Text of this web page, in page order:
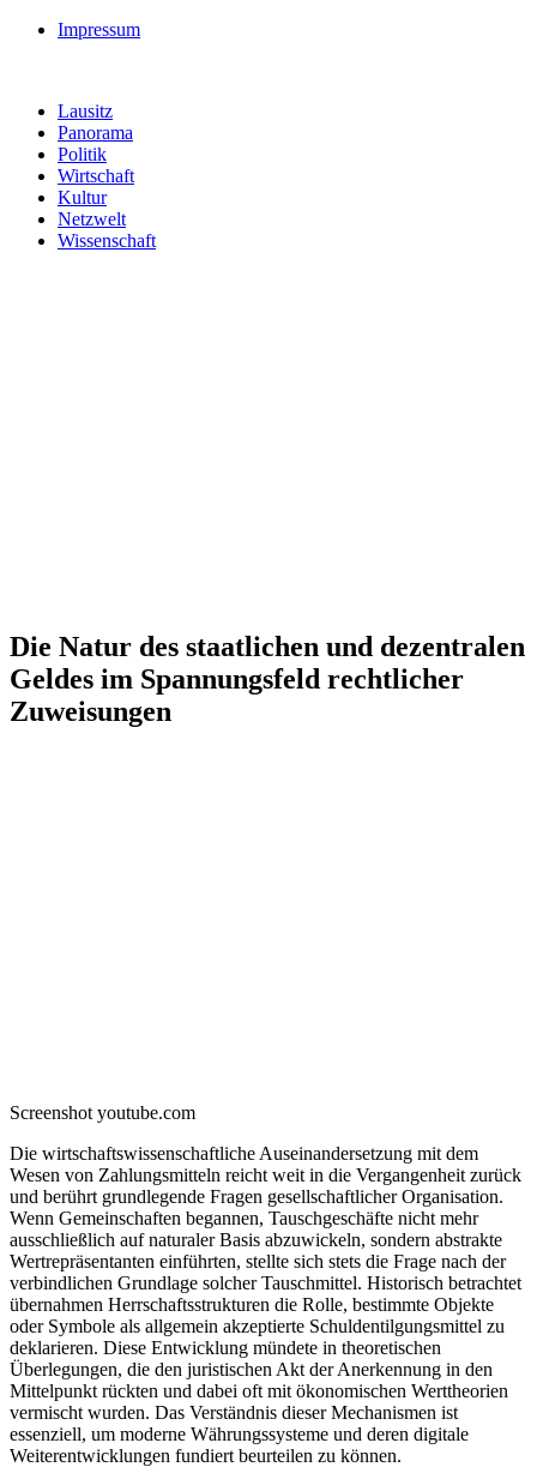
Impressum
Lausitz
Panorama
Politik
Wirtschaft
Kultur
Netzwelt
Wissenschaft
Die Natur des staatlichen und dezentralen
Geldes im Spannungsfeld rechtlicher
Zuweisungen
Screenshot youtube.com
Die wirtschaftswissenschaftliche Auseinandersetzung mit dem
Wesen von Zahlungsmitteln reicht weit in die Vergangenheit zurück
und berührt grundlegende Fragen gesellschaftlicher Organisation.
Wenn Gemeinschaften begannen, Tauschgeschäfte nicht mehr
ausschließlich auf naturaler Basis abzuwickeln, sondern abstrakte
Wertrepräsentanten einführten, stellte sich stets die Frage nach der
verbindlichen Grundlage solcher Tauschmittel. Historisch betrachtet
übernahmen Herrschaftsstrukturen die Rolle, bestimmte Objekte
oder Symbole als allgemein akzeptierte Schuldentilgungsmittel zu
deklarieren. Diese Entwicklung mündete in theoretischen
Überlegungen, die den juristischen Akt der Anerkennung in den
Mittelpunkt rückten und dabei oft mit ökonomischen Werttheorien
vermischt wurden. Das Verständnis dieser Mechanismen ist
essenziell, um moderne Währungssysteme und deren digitale
Weiterentwicklungen fundiert beurteilen zu können.